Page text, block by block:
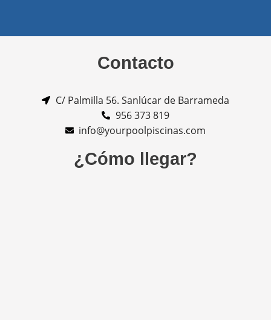
Contacto
C/ Palmilla 56. Sanlúcar de Barrameda
956 373 819
info@yourpoolpiscinas.com
¿Cómo llegar?